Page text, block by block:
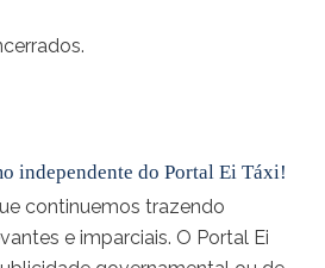
independente do Portal Ei Táxi!
continuemos trazendo
e imparciais. O Portal Ei